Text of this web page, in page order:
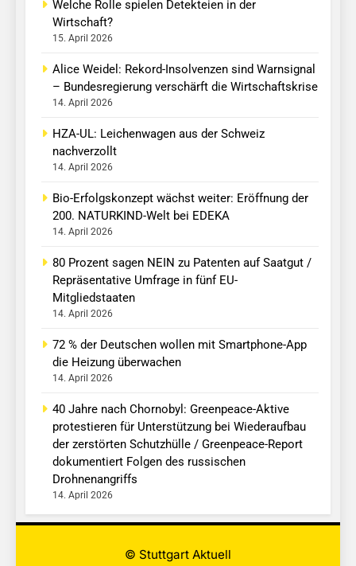
Welche Rolle spielen Detekteien in der
Wirtschaft?
15. April 2026
Alice Weidel: Rekord-Insolvenzen sind Warnsignal
– Bundesregierung verschärft die Wirtschaftskrise
14. April 2026
HZA-UL: Leichenwagen aus der Schweiz
nachverzollt
14. April 2026
Bio-Erfolgskonzept wächst weiter: Eröffnung der
200. NATURKIND-Welt bei EDEKA
14. April 2026
80 Prozent sagen NEIN zu Patenten auf Saatgut /
Repräsentative Umfrage in fünf EU-
Mitgliedstaaten
14. April 2026
72 % der Deutschen wollen mit Smartphone-App
die Heizung überwachen
14. April 2026
40 Jahre nach Chornobyl: Greenpeace-Aktive
protestieren für Unterstützung bei Wiederaufbau
der zerstörten Schutzhülle / Greenpeace-Report
dokumentiert Folgen des russischen
Drohnenangriffs
14. April 2026
© Stuttgart Aktuell